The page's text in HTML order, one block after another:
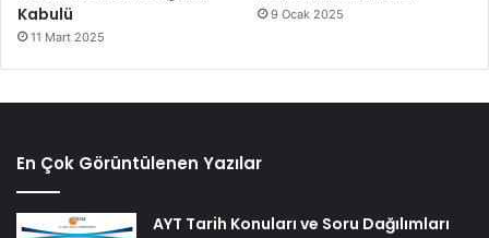
Kabulü
11 Mart 2025
9 Ocak 2025
En Çok Görüntülenen Yazılar
AYT Tarih Konuları ve Soru Dağılımları